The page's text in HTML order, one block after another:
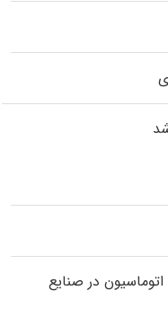
در صنایع